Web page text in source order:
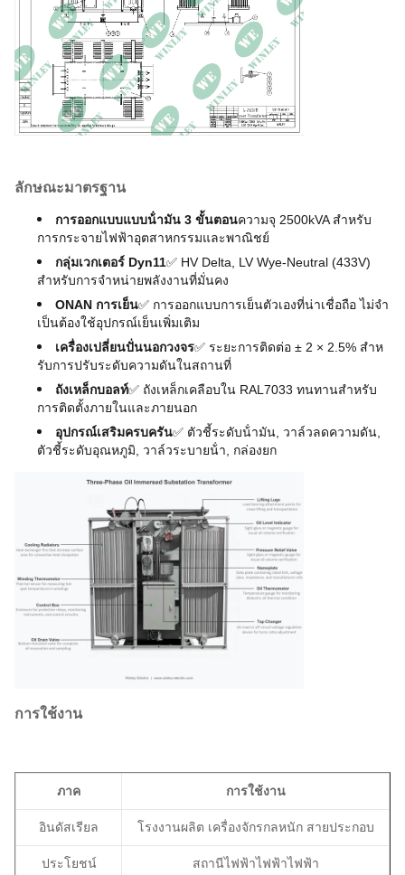
ระดับน้ําทะเล
มาตรฐาน
ลักษณะมาตรฐาน
การออกแบบแบบน้ํามัน 3 ขั้นตอนความจุ 2500kVA สําหรับ
การกระจายไฟฟ้าอุตสาหกรรมและพาณิชย์
กลุ่มเวกเตอร์ Dyn11✅ HV Delta, LV Wye-Neutral (433V)
สําหรับการจําหน่ายพลังงานที่มั่นคง
ONAN การเย็น✅ การออกแบบการเย็นตัวเองที่น่าเชื่อถือ ไม่จํา
เป็นต้องใช้อุปกรณ์เย็นเพิ่มเติม
เครื่องเปลี่ยนปั่นนอกวงจร✅ ระยะการติดต่อ ± 2 × 2.5% สําห
รับการปรับระดับความดันในสถานที่
ถังเหล็กบอลท์✅ ถังเหล็กเคลือบใน RAL7033 ทนทานสําหรับ
การติดตั้งภายในและภายนอก
อุปกรณ์เสริมครบครัน✅ ตัวชี้ระดับน้ํามัน, วาล์วลดความดัน,
ตัวชี้ระดับอุณหภูมิ, วาล์วระบายน้ํา, กล่องยก
การใช้งาน
ภาค การใช้งาน
อินดัสเรียล โรงงานผลิต เครื่องจักรกลหนัก สายประกอบ
ประโยชน์ สถานีไฟฟ้าไฟฟ้าไฟฟ้า